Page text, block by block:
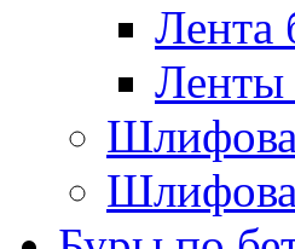
Лента
Ленты